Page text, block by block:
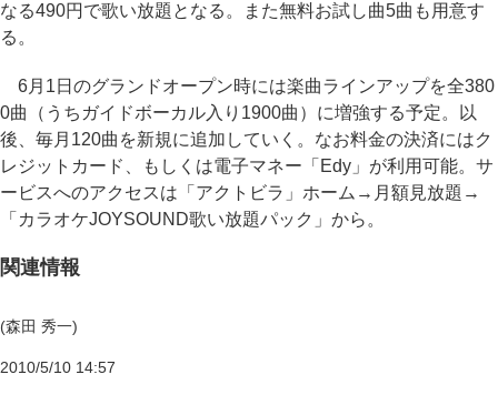
なる490円で歌い放題となる。また無料お試し曲5曲も用意す
る。
6月1日のグランドオープン時には楽曲ラインアップを全380
0曲（うちガイドボーカル入り1900曲）に増強する予定。以
後、毎月120曲を新規に追加していく。なお料金の決済にはク
レジットカード、もしくは電子マネー「Edy」が利用可能。サ
ービスへのアクセスは「アクトビラ」ホーム→月額見放題→
「カラオケJOYSOUND歌い放題パック」から。
関連情報
(森田 秀一)
2010/5/10 14:57